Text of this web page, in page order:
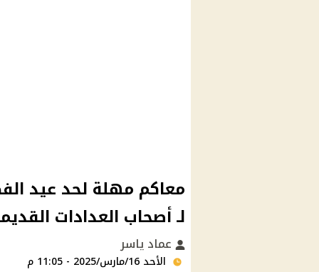
معاكم مهلة لحد عيد
لـ أصحاب العدادات
عماد ياسر
الأحد 16/مارس/2025 - 11:05 م